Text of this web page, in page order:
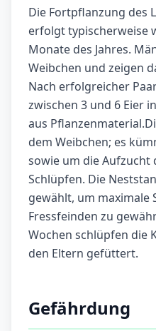
Die Fortpflanzung des
erfolgt typischerweise
Monate des Jahres.
Weibchen und zeigen
Nach erfolgreicher
zwischen 3 und 6 Eier
aus
dem Weibchen; es
sowie um die Aufzucht
Schlüpfen. Die
gewählt, um maximale
Fressfeinden zu
Wochen schlüpfen die
den Eltern gefüttert.
Gefährdung